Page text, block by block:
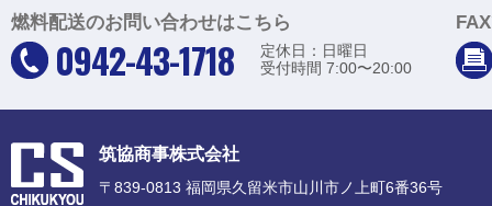
燃料配送のお問い合わせはこちら
0942-43-1718
定休日：日曜日
受付時間 7:00〜20:00
筑協商事株式会社
〒839-0813 福岡県久留米市山川市ノ上町6番36号